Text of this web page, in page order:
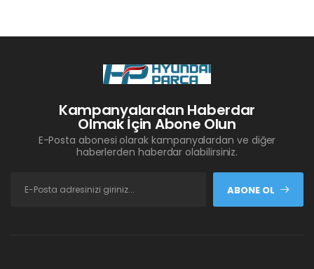
Kampanyalardan Haberdar
Olmak İçin Abone Olun
E-Posta abonesi olarak kampanyalardan ve diğer
haberlerden haberdar olabilirsiniz.
ABONE OL